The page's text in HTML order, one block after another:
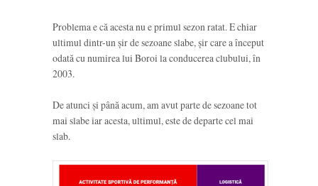
Problema e că acesta nu e primul sezon ratat. E chiar
ultimul dintr-un șir de sezoane slabe, șir care a început
odată cu numirea lui Boroi la conducerea clubului, în
2003.
De atunci și până acum, am avut parte de sezoane tot
mai slabe iar acesta, ultimul, este de departe cel mai
slab.